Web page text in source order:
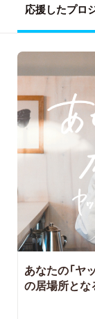
応援したプロ
あなたの「ヤ
の居場所とな